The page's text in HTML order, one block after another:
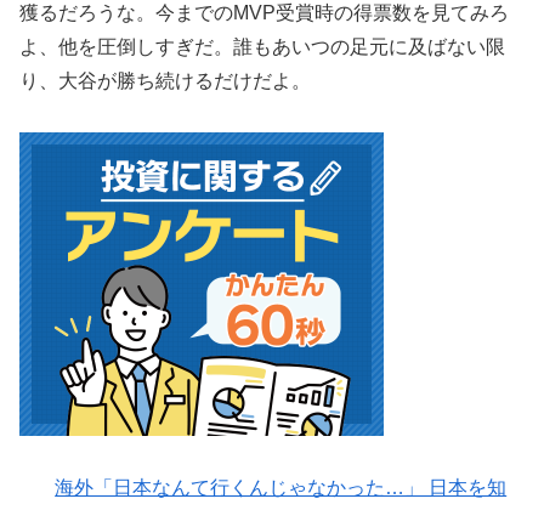
獲るだろうな。今までのMVP受賞時の得票数を見てみろ
よ、他を圧倒しすぎだ。誰もあいつの足元に及ばない限
り、大谷が勝ち続けるだけだよ。
海外「日本なんて行くんじゃなかった…」 日本を知